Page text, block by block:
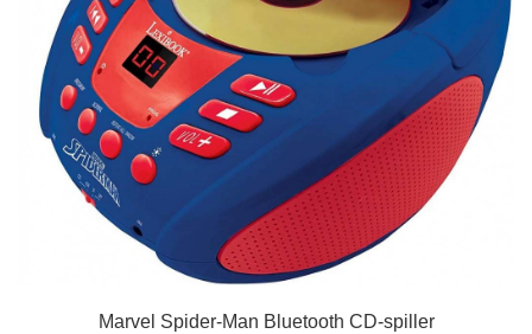
Marvel Spider-Man Bluetooth CD-spiller